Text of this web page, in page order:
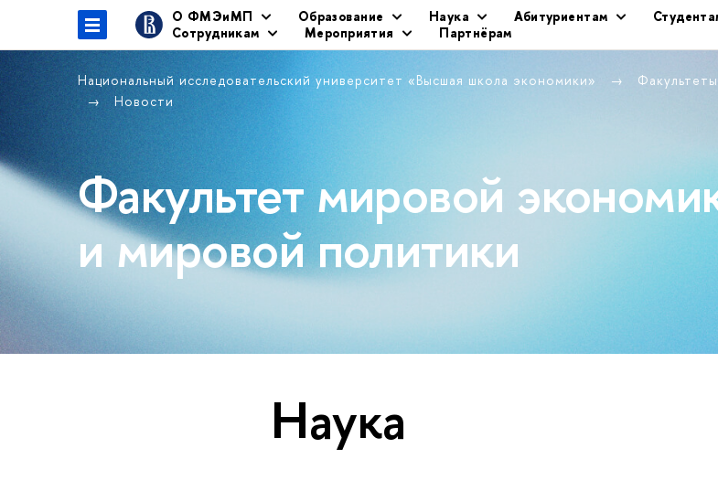
О ФМЭиМП Образование Наука Абитуриентам
Сотрудникам
Мероприятия Партнёрам
Национальный исследовательский университет «Высшая школа экономики» Факультеты
Новости
Факультет мировой
и мировой политики
Наука